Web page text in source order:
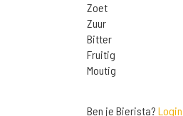
Zoet
Zuur
Bitter
Fruitig
Moutig
Ben je Bierista? Login